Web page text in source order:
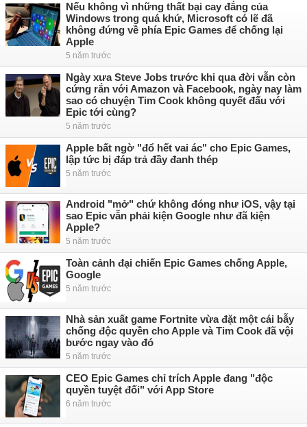
Nếu không vì những thất bại cay đắng của
Windows trong quá khứ, Microsoft có lẽ đã
không đứng về phía Epic Games để chống lại
Apple
5 năm trước
Ngày xưa Steve Jobs trước khi qua đời vẫn còn
cứng rắn với Amazon và Facebook, ngày nay làm
sao có chuyện Tim Cook không quyết đấu với
Epic tới cùng?
5 năm trước
Apple bất ngờ "đổ hết vai ác" cho Epic Games,
lập tức bị đáp trả đầy đanh thép
5 năm trước
Android "mở" chứ không đóng như iOS, vậy tại
sao Epic vẫn phải kiện Google như đã kiện
Apple?
5 năm trước
Toàn cảnh đại chiến Epic Games chống Apple,
Google
5 năm trước
Nhà sản xuất game Fortnite vừa đặt một cái bẫy
chống độc quyền cho Apple và Tim Cook đã vội
bước ngay vào đó
5 năm trước
CEO Epic Games chỉ trích Apple đang "độc
quyền tuyệt đối" với App Store
6 năm trước